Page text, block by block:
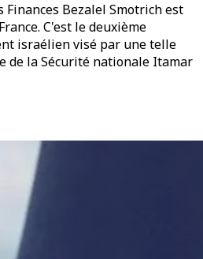
Bezalel Smotrich est
C'est le deuxième
israélien visé par une telle
de la Sécurité nationale Itamar